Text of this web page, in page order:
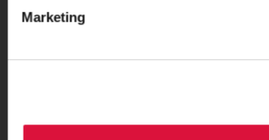
Marketing
Krok 7